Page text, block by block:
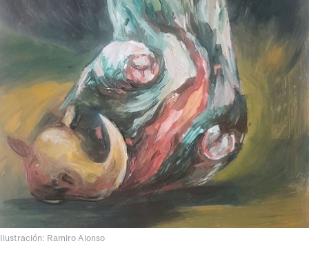
Ilustración: Ramiro Alonso